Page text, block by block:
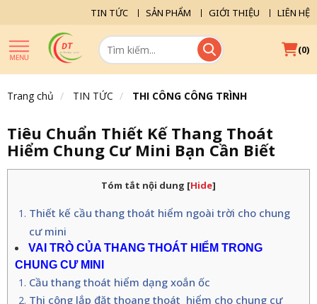
TIN TỨC SẢN PHẨM GIỚI THIỆU LIÊN HỆ
(0)
Trang chủ TIN TỨC THI CÔNG CÔNG TRÌNH
Tiêu Chuẩn Thiết Kế Thang Thoát
Hiểm Chung Cư Mini Bạn Cần Biết
Tóm tắt nội dung [Hide]
Thiết kế cầu thang thoát hiểm ngoài trời cho chung
cư mini
VAI TRÒ CỦA THANG THOÁT HIỂM TRONG
CHUNG CƯ MINI
Cầu thang thoát hiểm dạng xoắn ốc
Thi công lắp đặt thoang thoát hiểm cho chung cư